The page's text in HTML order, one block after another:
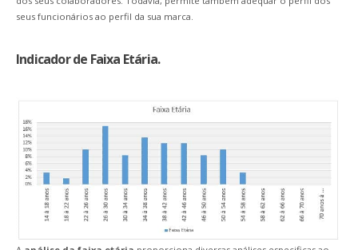
seus funcionários ao perfil da sua marca.
Indicador de Faixa Etária.